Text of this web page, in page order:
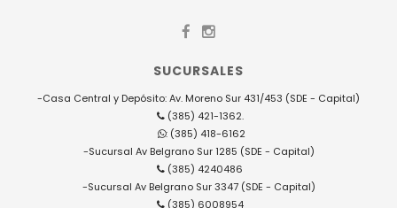
SUCURSALES
-Casa Central y Depósito: Av. Moreno Sur 431/453 (SDE - Capital)
(385) 421-1362.
: (385) 418-6162
-Sucursal Av Belgrano Sur 1285 (SDE - Capital)
(385) 4240486
-Sucursal Av Belgrano Sur 3347 (SDE - Capital)
(385) 6008954